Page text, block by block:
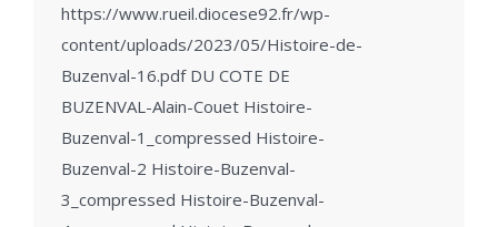
https://www.rueil.diocese92.fr/wp-
content/uploads/2023/05/Histoire-de-
Buzenval-16.pdf DU COTE DE
BUZENVAL-Alain-Couet Histoire-
Buzenval-1_compressed Histoire-
Buzenval-2 Histoire-Buzenval-
3_compressed Histoire-Buzenval-